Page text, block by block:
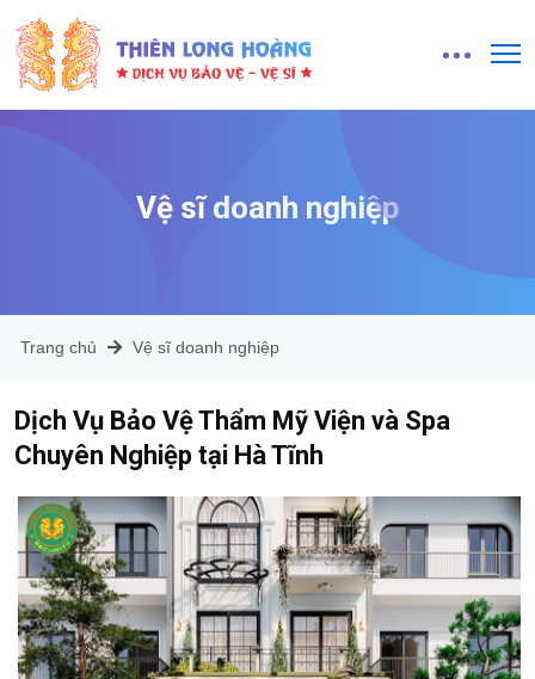
Vệ sĩ doanh nghiệp
Trang chủ Vệ sĩ doanh nghiệp
Dịch Vụ Bảo Vệ Thẩm Mỹ Viện và Spa
Chuyên Nghiệp tại Hà Tĩnh